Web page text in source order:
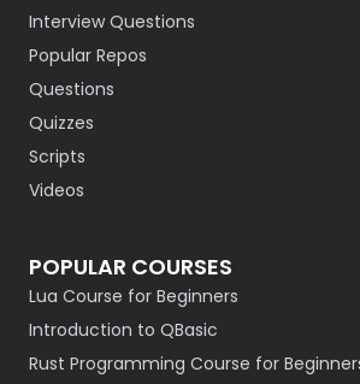
Interview Questions
Popular Repos
Questions
Quizzes
Scripts
Videos
POPULAR COURSES
Lua Course for Beginners
Introduction to QBasic
Rust Programming Course for